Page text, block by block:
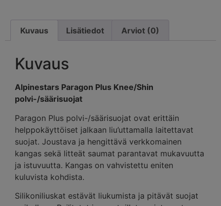
Kuvaus Lisätiedot Arviot (0)
Kuvaus
Alpinestars Paragon Plus Knee/Shin
polvi-/säärisuojat
Paragon Plus polvi-/säärisuojat ovat erittäin
helppokäyttöiset jalkaan liu’uttamalla laitettavat
suojat. Joustava ja hengittävä verkkomainen
kangas sekä litteät saumat parantavat mukavuutta
ja istuvuutta. Kangas on vahvistettu eniten
kuluvista kohdista.
Silikoniliuskat estävät liukumista ja pitävät suojat